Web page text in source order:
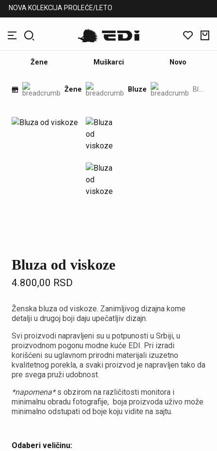
NOVA KOLEKCIJA PROLEĆE/LETO
Žene Muškarci Novo
Žene Bluze Bluza od viskoze
Bluza od viskoze
4.800,00 RSD
Ženska bluza od viskoze. Zanimljivog dizajna kome
detalji u drugoj boji daju upečatljiv dizajn.
Svi proizvodi napravljeni su u potpunosti u Srbiji, u
proizvodnom pogonu modne kuće EDI. Pri izradi
korišćeni su uglavnom prirodni materijali izuzetno
kvalitetnog porekla, a svaki proizvod je napravljen tako da
pre svega pruži udobnost.
*napomena*s obzirom na različitosti monitora i
minimalnu obradu fotografije, boja proizvoda uživo može
minimalno odstupati od boje koju vidite na sajtu.
Odaberi veličinu: